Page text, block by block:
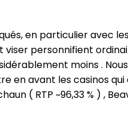
en particulier avec
personnifient
moins .
en avant les casinos
( RTP ~96,33 % ) ,